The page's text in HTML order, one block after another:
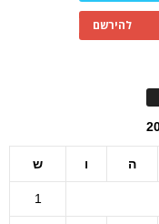
להירשם
ה ו ש
1